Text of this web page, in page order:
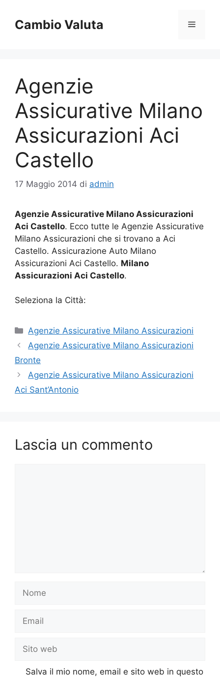
contenuto
Cambio Valuta Menu
Agenzie
Assicurative Milano
Assicurazioni Aci
Castello
17 Maggio 2014 di admin
Agenzie Assicurative Milano Assicurazioni
Aci Castello. Ecco tutte le Agenzie Assicurative
Milano Assicurazioni che si trovano a Aci
Castello. Assicurazione Auto Milano
Assicurazioni Aci Castello. Milano
Assicurazioni Aci Castello.
Seleziona la Città:
Categorie
Agenzie Assicurative Milano Assicurazioni
Agenzie Assicurative Milano Assicurazioni
Bronte
Agenzie Assicurative Milano Assicurazioni
Aci Sant’Antonio
Lascia un commento
Nome
Email
Sito
web
Salva il mio nome, email e sito web in questo